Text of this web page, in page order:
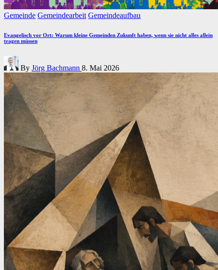
Posted
Gemeinde Gemeindearbeit Gemeindeaufbau
Evangelisch vor Ort: Warum kleine Gemeinden Zukunft haben, wenn sie nicht alles allein
tragen müssen
Posted
by
By Jörg Bachmann 8. Mai 2026